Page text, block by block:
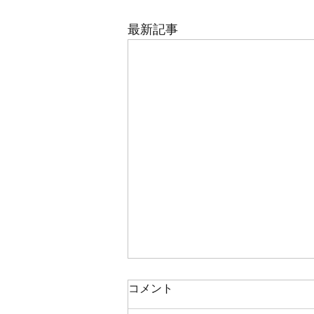
最新記事
鯛ラバ
本日の釣果 マダイ ０枚 コメント
コメント